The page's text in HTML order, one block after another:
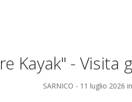
Kayak" - Visita
SARNICO - 11 luglio 2026 in